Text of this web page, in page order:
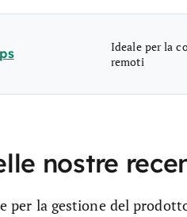
Ideale per la
remoti
nostre
per la gestione del